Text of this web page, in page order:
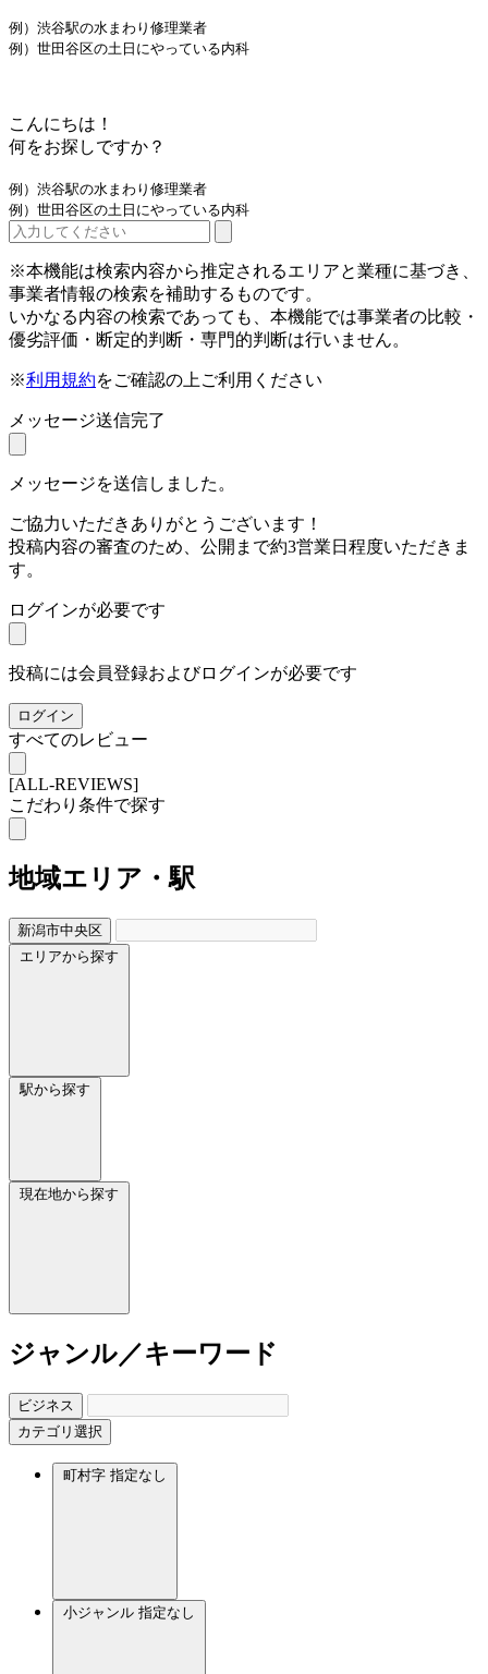
例）渋谷駅の水まわり修理業者
例）世田谷区の土日にやっている内科
こんにちは！
何をお探しですか？
例）渋谷駅の水まわり修理業者
例）世田谷区の土日にやっている内科
※本機能は検索内容から推定されるエリアと業種に基づき、
事業者情報の検索を補助するものです。
いかなる内容の検索であっても、本機能では事業者の比較・
優劣評価・断定的判断・専門的判断は行いません。
※利用規約をご確認の上ご利用ください
メッセージ送信完了
メッセージを送信しました。
ご協力いただきありがとうございます！
投稿内容の審査のため、公開まで約3営業日程度いただきま
す。
ログインが必要です
投稿には会員登録およびログインが必要です
ログイン
すべてのレビュー
[ALL-REVIEWS]
こだわり条件で探す
地域エリア・駅
新潟市中央区
エリアから探す
駅から探す
現在地から探す
ジャンル／キーワード
ビジネス
カテゴリ選択
町村字 指定なし
小ジャンル 指定なし